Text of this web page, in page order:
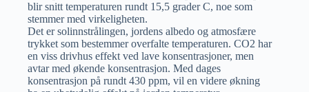
blir snitt temperaturen rundt 15,5 grader C, noe som
stemmer med virkeligheten.
Det er solinnstrålingen, jordens albedo og atmosfære
trykket som bestemmer overfalte temperaturen. CO2 har
en viss drivhus effekt ved lave konsentrasjoner, men
avtar med økende konsentrasjon. Med dages
konsentrasjon på rundt 430 ppm, vil en videre økning